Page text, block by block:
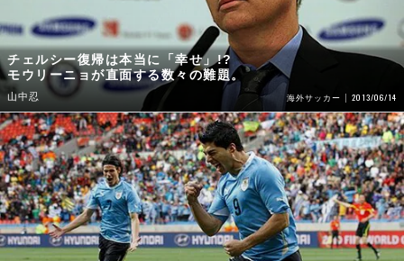
チェルシー復帰は本当に「幸せ」!?
モウリーニョが直面する数々の難題。
山中忍 海外サッカー 2013/06/14